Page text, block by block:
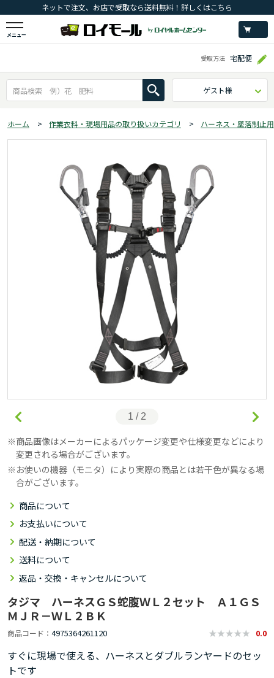
ネットで注文、お店で受取なら送料無料！詳しくはこちら
メニュー
受取方法 宅配便
ゲスト様
ホーム > 作業衣料・現場用品の取り扱いカテゴリ > ハーネス・墜落制止
1 / 2
商品画像はメーカーによるパッケージ変更や仕様変更などにより
変更される場合がございます。
お使いの機器（モニタ）により実際の商品とは若干色が異なる場
合がございます。
商品について
お支払いについて
配送・納期について
送料について
返品・交換・キャンセルについて
タジマ ハーネスＧＳ蛇腹ＷＬ２セット Ａ１ＧＳ
ＭＪＲ－ＷＬ２ＢＫ
商品コード 4975364261120 0.0
すぐに現場で使える、ハーネスとダブルランヤードのセッ
トです